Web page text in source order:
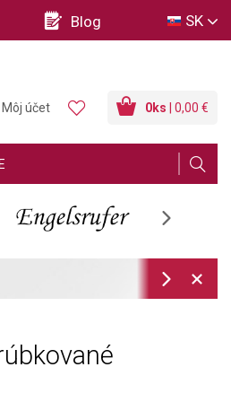
Blog SK
0ks | 0,00 €
Môj účet